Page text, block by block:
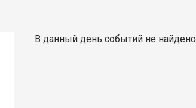
В данный день событий не найдено